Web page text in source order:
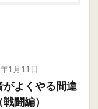
1月11日
がよくやる間違
闘編）